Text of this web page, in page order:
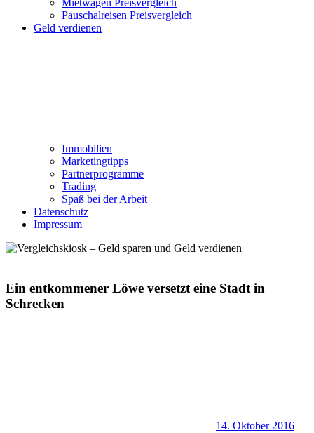
Mietwagen Preisvergleich
Pauschalreisen Preisvergleich
Geld verdienen
Immobilien
Marketingtipps
Partnerprogramme
Trading
Spaß bei der Arbeit
Datenschutz
Impressum
Ein entkommener Löwe versetzt eine Stadt in
Schrecken
14. Oktober 2016